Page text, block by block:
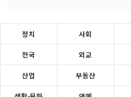
정치 사회
전국 외교
산업 부동산